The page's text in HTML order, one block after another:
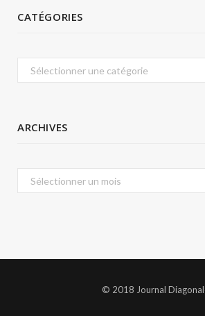
CATÉGORIES
Catégories
ARCHIVES
Archives
© 2018 Journal